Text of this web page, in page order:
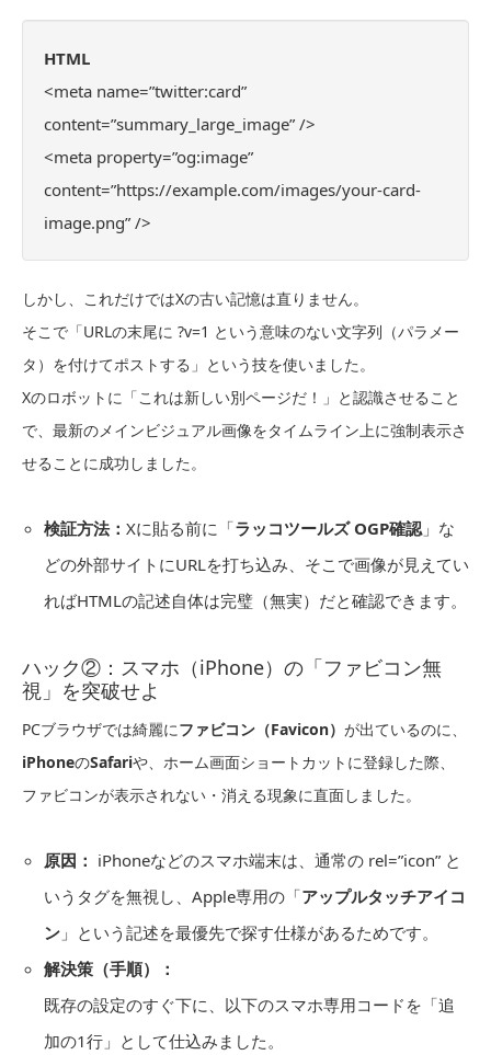
HTML
<meta name=”twitter:card”
content=”summary_large_image” />
<meta property=”og:image”
content=”https://example.com/images/your-card-
image.png” />
しかし、これだけではXの古い記憶は直りません。
そこで「URLの末尾に ?v=1 という意味のない文字列（パラメー
タ）を付けてポストする」という技を使いました。
Xのロボットに「これは新しい別ページだ！」と認識させること
で、最新のメインビジュアル画像をタイムライン上に強制表示さ
せることに成功しました。
検証方法： Xに貼る前に「ラッコツールズ OGP確認」な
どの外部サイトにURLを打ち込み、そこで画像が見えてい
ればHTMLの記述自体は完璧（無実）だと確認できます。
ハック②：スマホ（iPhone）の「ファビコン無
視」を突破せよ
PCブラウザでは綺麗にファビコン（Favicon） が出ているのに、
iPhoneのSafariや、ホーム画面ショートカットに登録した際、
ファビコンが表示されない・消える現象に直面しました。
原因： iPhoneなどのスマホ端末は、通常の rel=”icon” と
いうタグを無視し、Apple専用の「アップルタッチアイコ
ン」という記述を最優先で探す仕様があるためです。
解決策（手順）：
既存の設定のすぐ下に、以下のスマホ専用コードを「追
加の1行」として仕込みました。